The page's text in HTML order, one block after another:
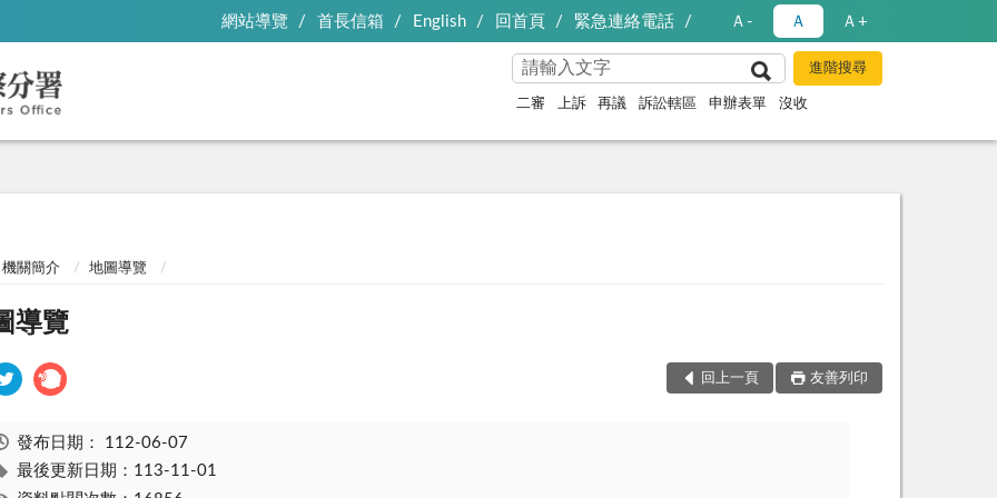
網站導覽 首長信箱 English 回首頁 緊急連絡電話 Ａ- Ａ Ａ+
二審 上訴 再議 訴訟轄區 申辦表單 沒收
機關簡介 地圖導覽
導覽
回上一頁 友善列印
發布日期： 112-06-07
最後更新日期：113-11-01